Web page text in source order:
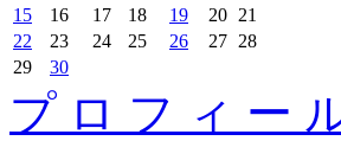
15
16 17 18 19 20 21
22
23 24 25 26 27 28
29
30
プ ロ フ ィ ー